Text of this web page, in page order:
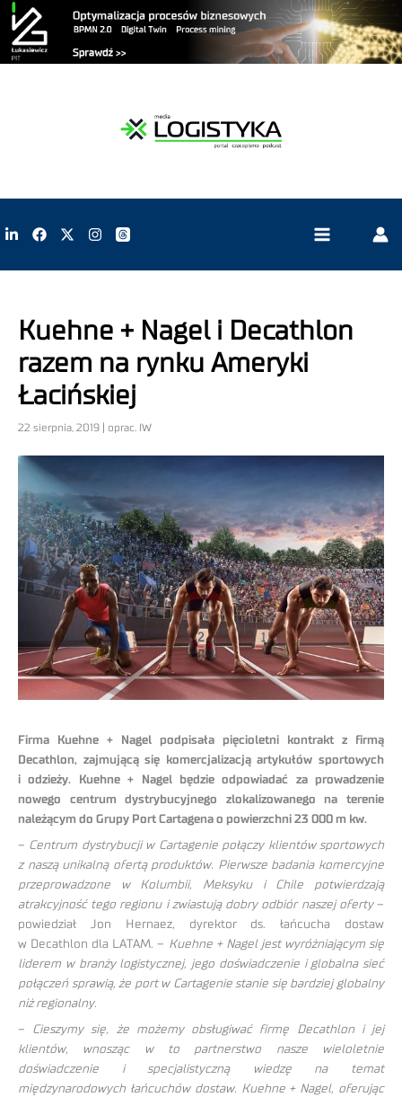
Kuehne + Nagel i Decathlon
razem na rynku Ameryki
Łacińskiej
22 sierpnia, 2019 | oprac. IW
Firma Kuehne + Nagel podpisała pięcioletni kontrakt z firmą
Decathlon, zajmującą się komercjalizacją artykułów sportowych
i odzieży. Kuehne + Nagel będzie odpowiadać za prowadzenie
nowego centrum dystrybucyjnego zlokalizowanego na terenie
należącym do Grupy Port Cartagena o powierzchni 23 000 m kw.
– Centrum dystrybucji w Cartagenie połączy klientów sportowych
z naszą unikalną ofertą produktów. Pierwsze badania komercyjne
przeprowadzone w Kolumbii, Meksyku i Chile potwierdzają
atrakcyjność tego regionu i zwiastują dobry odbiór naszej oferty–
powiedział Jon Hernaez, dyrektor ds. łańcucha dostaw
w Decathlon dla LATAM. – Kuehne + Nagel jest wyróżniającym się
liderem w branży logistycznej, jego doświadczenie i globalna sieć
połączeń sprawią, że port w Cartagenie stanie się bardziej globalny
niż regionalny.
– Cieszymy się, że możemy obsługiwać firmę Decathlon i jej
klientów, wnosząc w to partnerstwo nasze wieloletnie
doświadczenie i specjalistyczną wiedzę na temat
międzynarodowych łańcuchów dostaw. Kuehne + Nagel, oferując